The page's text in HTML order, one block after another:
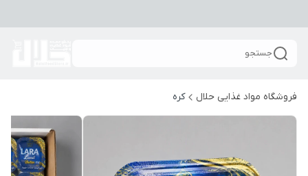
جستجو
فروشگاه مواد غذایی حلال کره